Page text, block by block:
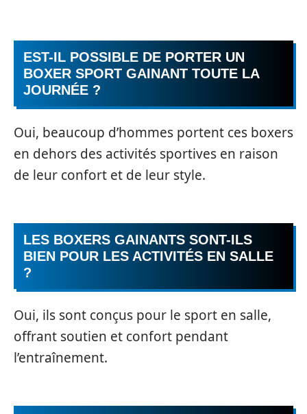
EST-IL POSSIBLE DE PORTER UN
BOXER SPORT GAINANT TOUTE LA
JOURNÉE ?
Oui, beaucoup d’hommes portent ces boxers
en dehors des activités sportives en raison
de leur confort et de leur style.
LES BOXERS GAINANTS SONT-ILS
BIEN POUR LES ACTIVITÉS EN SALLE
?
Oui, ils sont conçus pour le sport en salle,
offrant soutien et confort pendant
l’entraînement.